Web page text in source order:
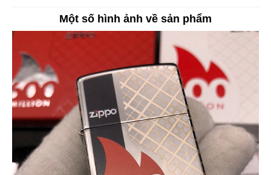
Một số hình ảnh về sản phẩm